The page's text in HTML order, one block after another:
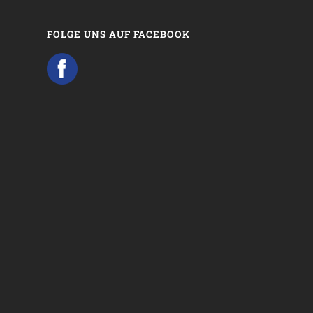
FOLGE UNS AUF FACEBOOK